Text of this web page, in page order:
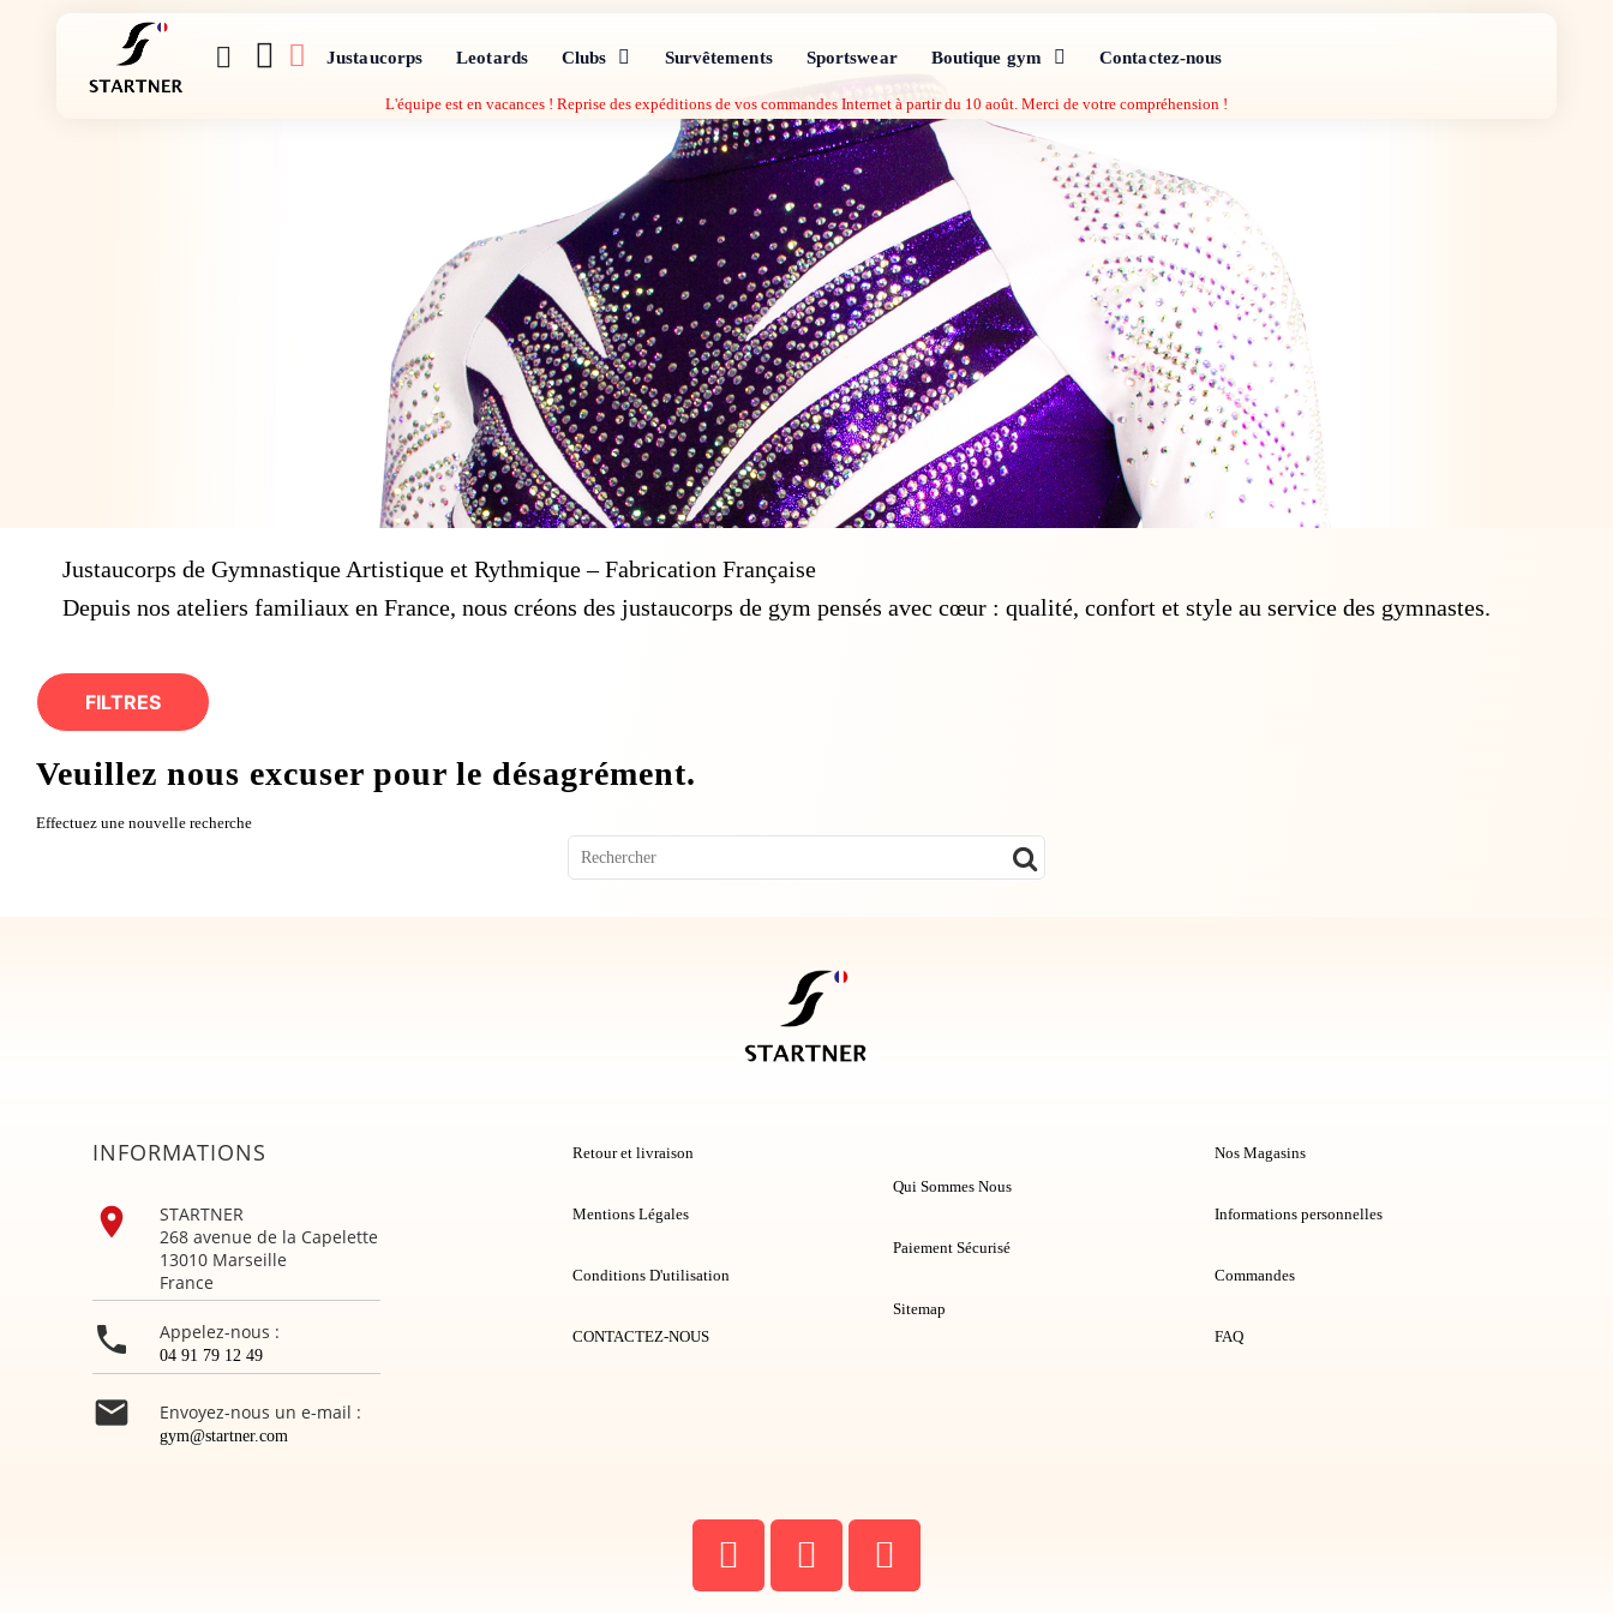
Justaucorps Leotards Clubs Survêtements Sportswear Boutique gym Contactez-nous
L'équipe est en vacances ! Reprise des expéditions de vos commandes Internet à partir du 10 août. Merci de votre compréhension !
Justaucorps de Gymnastique Artistique et Rythmique – Fabrication Française
Depuis nos ateliers familiaux en France, nous créons des justaucorps de gym pensés avec cœur : qualité, confort et style au service des gymnastes.
FILTRES
Veuillez nous excuser pour le désagrément.
Effectuez une nouvelle recherche
INFORMATIONS

STARTNER
268 avenue de la Capelette
13010 Marseille
France
 Appelez-nous :
04 91 79 12 49
 Envoyez-nous un e-mail :
gym@startner.com
Retour et livraison
Mentions Légales
Conditions D'utilisation
CONTACTEZ-NOUS
Qui Sommes Nous
Paiement Sécurisé
Sitemap
Nos Magasins
Informations personnelles
Commandes
FAQ